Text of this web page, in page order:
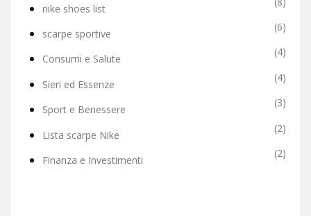
nike shoes list
scarpe sportive
(6)
Consumi e Salute
(4)
Sieri ed Essenze
(4)
Sport e Benessere
(3)
Lista scarpe Nike
(2)
Finanza e Investimenti
(2)